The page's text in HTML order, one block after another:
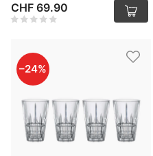
CHF 69.90
–24%